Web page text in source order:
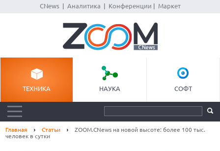
CNews| Аналитика Конференции Маркет
ТЕХНИКА НАУКА СОФТ
Главная Статьи
ZOOM.CNews на новой высоте: более 100 тыс.
человек в сутки